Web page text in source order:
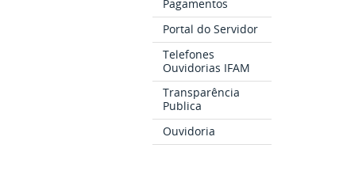
Pagamentos
Portal do Servidor
Telefones
Ouvidorias IFAM
Transparência
Publica
Ouvidoria